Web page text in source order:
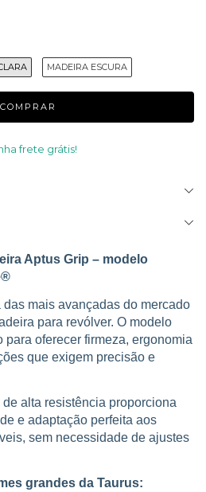
MADEIRA ESCURA
frete grátis!
Aptus Grip – modelo
mais avançadas do mercado
para revólver. O modelo
oferecer firmeza, ergonomia
que exigem precisão e
alta resistência proporciona
e adaptação perfeita aos
sem necessidade de ajustes
grandes da Taurus: